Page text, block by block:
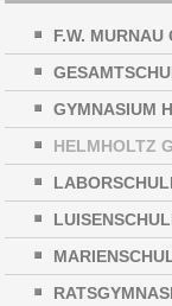
F.W. MURNAU
GYMNASIUM
HELMHOLTZ